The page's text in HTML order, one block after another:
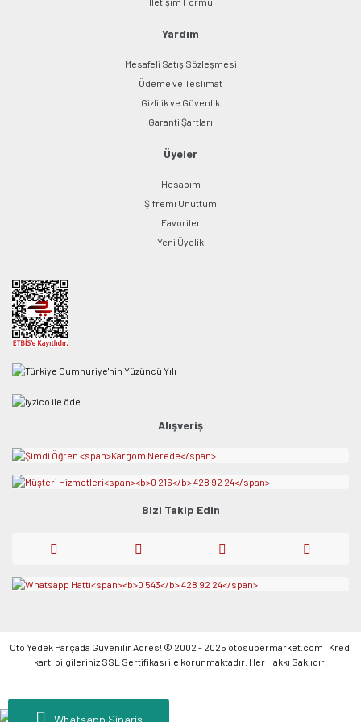
Whatsapp Sipariş
Yardım
Mesafeli Satış Sözleşmesi
Ödeme ve Teslimat
Gizlilik ve Güvenlik
Garanti Şartları
Üyeler
Hesabım
Şifremi Unuttum
Favoriler
Yeni Üyelik
Alışveriş
Bizi Takip Edin
Oto Yedek Parçada Güvenilir Adres! © 2002 - 2025 otosupermarket.com l Kredi
kartı bilgileriniz SSL Sertifikası ile korunmaktadır. Her Hakkı Saklıdır.